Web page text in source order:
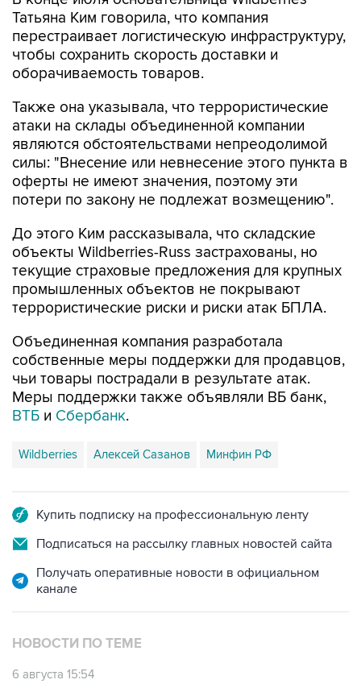
Татьяна Ким говорила, что компания
перестраивает логистическую инфраструктуру,
чтобы сохранить скорость доставки и
оборачиваемость товаров.
Также она указывала, что террористические
атаки на склады объединенной компании
являются обстоятельствами непреодолимой
силы: "Внесение или невнесение этого пункта в
оферты не имеют значения, поэтому эти
потери по закону не подлежат возмещению".
До этого Ким рассказывала, что складские
объекты Wildberries-Russ застрахованы, но
текущие страховые предложения для крупных
промышленных объектов не покрывают
террористические риски и риски атак БПЛА.
Объединенная компания разработала
собственные меры поддержки для продавцов,
чьи товары пострадали в результате атак.
Меры поддержки также объявляли ВБ банк,
ВТБ и Сбербанк.
Wildberries Алексей Сазанов Минфин РФ
Купить подписку на профессиональную ленту
Подписаться на рассылку главных новостей сайта
Получать оперативные новости в официальном
канале
НОВОСТИ ПО ТЕМЕ
6 августа 15:54